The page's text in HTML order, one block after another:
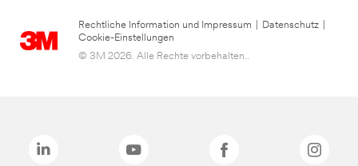
Rechtliche Information und Impressum Datenschutz
Cookie-Einstellungen
© 3M 2026. Alle Rechte vorbehalten..